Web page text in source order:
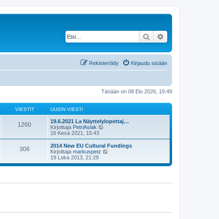
Etsi
Kirjaudu sisään
Rekisteröidy
Tänään on 08 Elo 2026, 19:49
VIESTIT UUSIN VIESTI
1260
19.6.2021 La Näyttelylopettaj…
Kirjoittaja PetriAslak
y
t
ä
u
s
v
i
16 Kesä 2021, 15:43
306
2014 New EU Cultural Fundings
Kirjoittaja markuspetz
y
19 Loka 2013, 21:28